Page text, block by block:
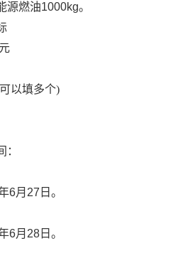
源燃油1000kg。
元
以填多个)
6月27 日。
6月28 日。